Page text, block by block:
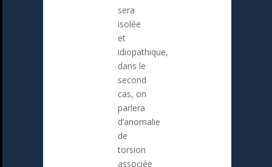
sera
isolée
et
idiopathique,
dans le
second
cas, on
parlera
d’anomalie
de
torsion
associée